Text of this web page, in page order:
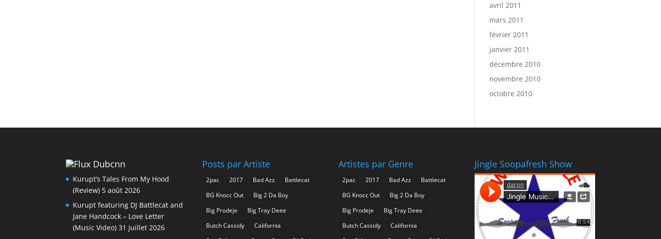
avril 2011
mars 2011
février 2011
janvier 2011
décembre 2010
novembre 2010
octobre 2010
Dubcnn
Kurupt’s Tales From My Hood
(Review) 5 août 2026
Kurupt featuring DJ Battlecat and
Jane Handcock – Love Letter
(Music Video) 31 juillet 2026
Posts par Artiste
2pac 2017 Bad Azz
Battlecat
BG Knocc Out
Big 2 Da Boy
Big Prodeje
Big Tray Deee
Butch Cassidy
California
Artistes par Genre
2pac 2017 Bad Azz
Battlecat
BG Knocc Out
Big 2 Da Boy
Big Prodeje
Big Tray Deee
Butch Cassidy
California
Jingle Soopafresh Show